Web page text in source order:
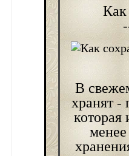
В
хранят